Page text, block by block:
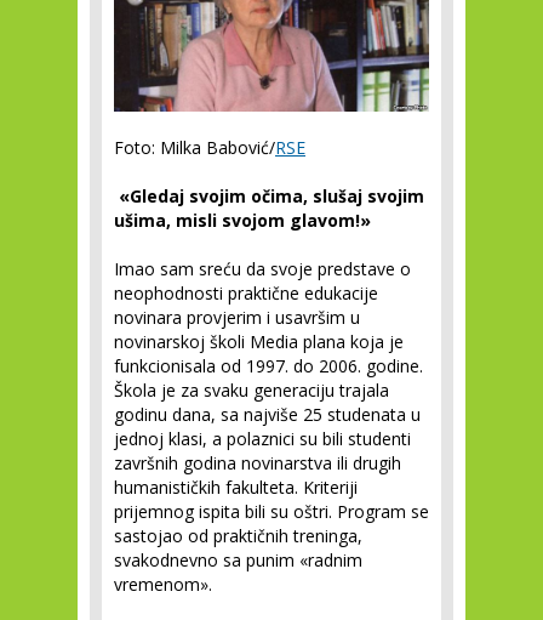
Foto: Milka Babović/RSE
«Gledaj svojim očima, slušaj svojim
ušima, misli svojom glavom!»
Imao sam sreću da svoje predstave o
neophodnosti praktične edukacije
novinara provjerim i usavršim u
novinarskoj školi Media plana koja je
funkcionisala od 1997. do 2006. godine.
Škola je za svaku generaciju trajala
godinu dana, sa najviše 25 studenata u
jednoj klasi, a polaznici su bili studenti
završnih godina novinarstva ili drugih
humanističkih fakulteta. Kriteriji
prijemnog ispita bili su oštri. Program se
sastojao od praktičnih treninga,
svakodnevno sa punim «radnim
vremenom».